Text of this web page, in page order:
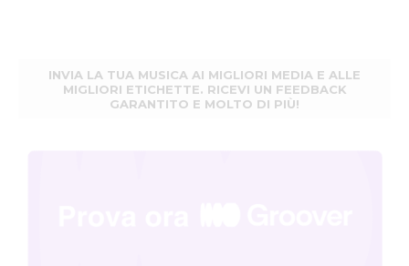
INVIA LA TUA MUSICA AI MIGLIORI MEDIA E ALLE
MIGLIORI ETICHETTE. RICEVI UN FEEDBACK
GARANTITO E MOLTO DI PIÙ!